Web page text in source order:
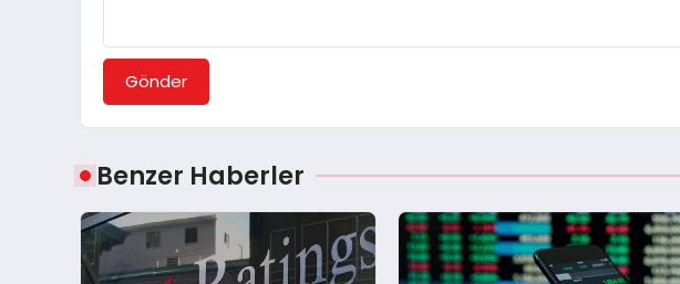
Gönder
Benzer Haberler